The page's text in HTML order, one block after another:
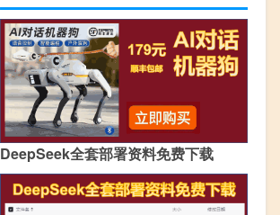
DeepSeek全套部署资料免费下载